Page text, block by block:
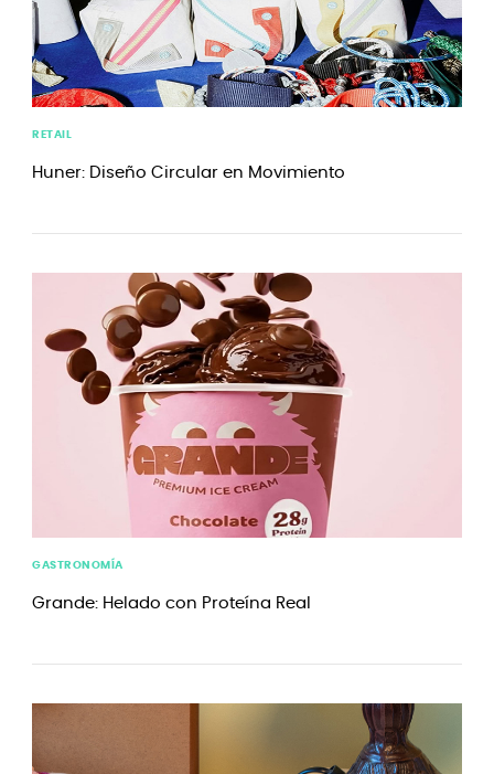
RETAIL
Huner: Diseño Circular en Movimiento
GASTRONOMÍA
Grande: Helado con Proteína Real